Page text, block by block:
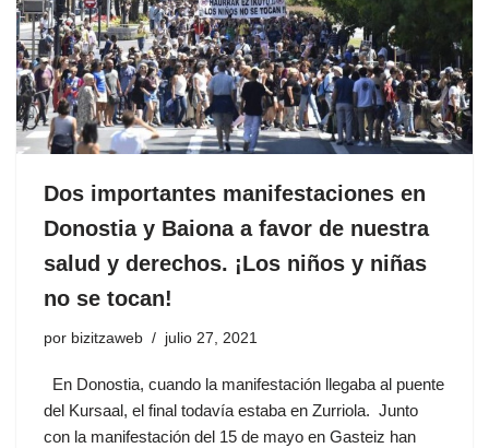
Dos importantes manifestaciones en
Donostia y Baiona a favor de nuestra
salud y derechos. ¡Los niños y niñas
no se tocan!
por bizitzaweb julio 27, 2021
En Donostia, cuando la manifestación llegaba al puente
del Kursaal, el final todavía estaba en Zurriola. Junto
con la manifestación del 15 de mayo en Gasteiz han